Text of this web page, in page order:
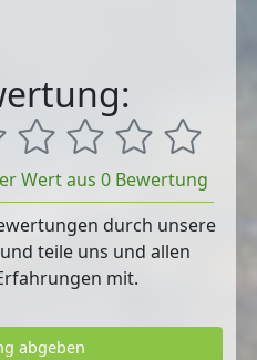
Wert aus 0 Bewertung
durch unsere
teile uns und allen
mit.
abgeben